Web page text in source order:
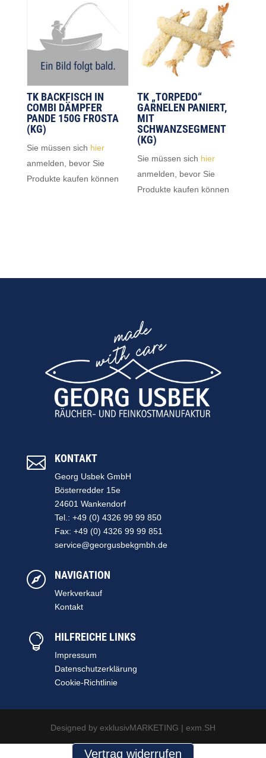
TK BACKFISCH IN
COMBI DÄMPFER
PANDE 150G FROSTA
(KG)
Sie müssen sich hier
anmelden, bevor Sie
Produkte kaufen können
TK „TORPEDO“
GARNELEN PANIERT,
MIT
SCHWANZSEGMENT
(KG)
Sie müssen sich hier
anmelden, bevor Sie
Produkte kaufen können
 KONTAKT
Georg Usbek GmbH
Bösterredder 15e
24601 Wankendorf
Tel.: +49 (0) 4326 99 99 850
Fax: +49 (0) 4326 99 99 851
service@georgusbekgmbh.de
 NAVIGATION
Werkverkauf
Kontakt
 HILFREICHE LINKS
Impressum
Datenschutzerklärung
Cookie-Richtlinie
Designed by exklusivMARKETING | exm.SH
Vertrag widerrufen